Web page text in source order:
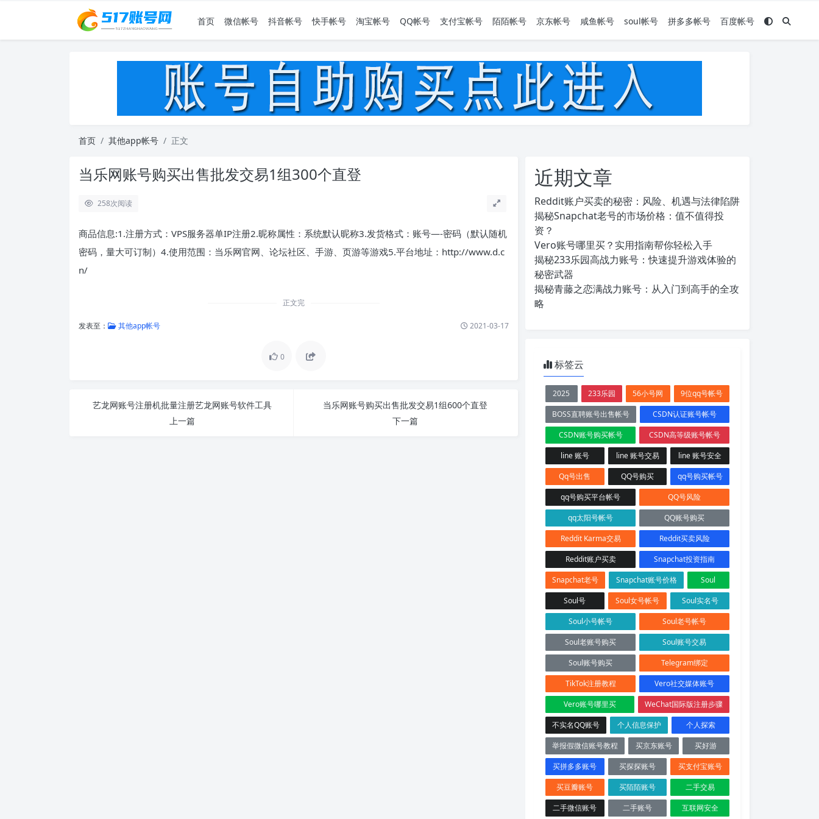
首页 微信帐号 抖音帐号 快手帐号 淘宝帐号 QQ帐号 支付宝帐号 陌陌帐号 京东帐号 咸鱼帐号 soul帐号 拼多多帐号 百度帐号
首页 其他app帐号 正文
当乐网账号购买出售批发交易1组300个直登
258次阅读
商品信息:1.注册方式：VPS服务器单IP注册2.昵称属性：系统默认昵称3.发货格式：账号—-密码（默认随机
密码，量大可订制）4.使用范围：当乐网官网、论坛社区、手游、页游等游戏5.平台地址：http://www.d.c
n/
正文完
发表至： 其他app帐号 2021-03-17
0
艺龙网账号注册机批量注册艺龙网账号软件工具
上一篇
当乐网账号购买出售批发交易1组600个直登
下一篇
近期文章
Reddit账户买卖的秘密：风险、机遇与法律陷阱
揭秘Snapchat老号的市场价格：值不值得投
资？
Vero账号哪里买？实用指南帮你轻松入手
揭秘233乐园高战力账号：快速提升游戏体验的
秘密武器
揭秘青藤之恋满战力账号：从入门到高手的全攻
略
标签云
2025 233乐园 56小号网
9位qq号帐号
BOSS直聘账号出售帐号
CSDN认证账号帐号
CSDN账号购买帐号
CSDN高等级账号帐号
line 账号
line 账号交易
line 账号安全
Qq号出售
QQ号购买
qq号购买帐号
qq号购买平台帐号
QQ号风险
qq太阳号帐号
QQ账号购买
Reddit Karma交易
Reddit买卖风险
Reddit账户买卖
Snapchat投资指南
Snapchat老号
Snapchat账号价格
Soul
Soul号
Soul女号帐号
Soul实名号
Soul小号帐号
Soul老号帐号
Soul老账号购买
Soul账号交易
Soul账号购买
Telegram绑定
TikTok注册教程
Vero社交媒体账号
Vero账号哪里买
WeChat国际版注册步骤
不实名QQ账号
个人信息保护
个人探索
举报假微信账号教程
买京东账号
买好游
买拼多多账号
买探探账号
买支付宝账号
买豆瓣账号
买陌陌账号
二手交易
二手微信账号
二手账号 互联网安全